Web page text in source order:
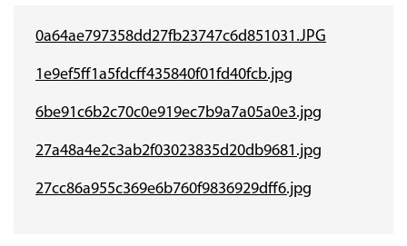
0a64ae797358dd27fb23747c6d851031.JPG
1e9ef5ff1a5fdcff435840f01fd40fcb.jpg
6be91c6b2c70c0e919ec7b9a7a05a0e3.jpg
27a48a4e2c3ab2f03023835d20db9681.jpg
27cc86a955c369e6b760f9836929dff6.jpg